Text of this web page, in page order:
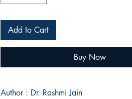
Add to Cart
Buy Now
Author : Dr. Rashmi Jain